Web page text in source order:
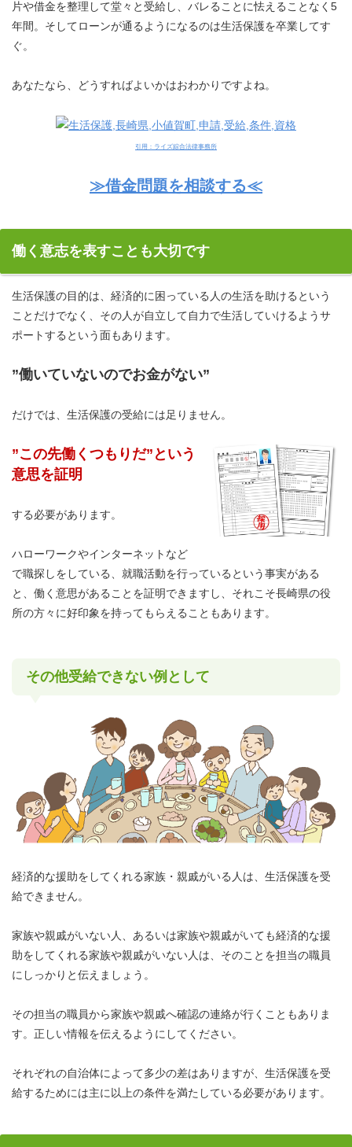
片や借金を整理して堂々と受給し、バレることに怯えることなく5
年間。そしてローンが通るようになるのは生活保護を卒業してす
ぐ。
あなたなら、どうすればよいかはおわかりですよね。
引用：ライズ綜合法律事務所
≫借金問題を相談する≪
働く意志を表すことも大切です
生活保護の目的は、経済的に困っている人の生活を助けるという
ことだけでなく、その人が自立して自力で生活していけるようサ
ポートするという面もあります。
”働いていないのでお金がない”
だけでは、生活保護の受給には足りません。
”この先働くつもりだ”という
意思を証明
する必要があります。
ハローワークやインターネットなど
で職探しをしている、就職活動を行っているという事実がある
と、働く意思があることを証明できますし、それこそ長崎県の役
所の方々に好印象を持ってもらえることもあります。
その他受給できない例として
経済的な援助をしてくれる家族・親戚がいる人は、生活保護を受
給できません。
家族や親戚がいない人、あるいは家族や親戚がいても経済的な援
助をしてくれる家族や親戚がいない人は、そのことを担当の職員
にしっかりと伝えましょう。
その担当の職員から家族や親戚へ確認の連絡が行くこともありま
す。正しい情報を伝えるようにしてください。
それぞれの自治体によって多少の差はありますが、生活保護を受
給するためには主に以上の条件を満たしている必要があります。